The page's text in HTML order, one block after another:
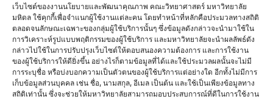
เว็บไซต์ของงานนโยบายและพัฒนาคุณภาพ คณะวิทยาศาสตร์ มหาวิทยาลัย
มหิดล ใช้คุกกี้เพื่อจำแนกผู้ใช้งานแต่ละคน โดยทำหน้าที่หลักคือประมวลทางสถิติ
ตลอดจนลักษณะเฉพาะของกลุ่มผู้ใช้บริการนั้นๆ ซึ่งข้อมูลดังกล่าวจะนำมาใช้ใน
การวิเคราะห์รูปแบบพฤติกรรมของผู้ใช้บริการ และมหาวิทยาลัยจะนำผลลัพธ์ดัง
กล่าวไปใช้ในการปรับปรุงเว็บไซต์ให้ตอบสนองความต้องการ และการใช้งาน
ของผู้ใช้บริการให้ดียิ่งขึ้น อย่างไรก็ตามข้อมูลที่ได้และใช้ประมวลผลนั้นจะไม่มี
การระบุชื่อ หรือบ่งบอกความเป็นตัวตนของผู้ใช้บริการแต่อย่างใด อีกทั้งไม่มีการ
เก็บข้อมูลส่วนบุคคล เช่น ชื่อ, นามสกุล, อีเมล เป็นต้น และใช้เป็นเพียงข้อมูลทาง
สถิติเท่านั้น ซึ่งจะช่วยให้มหาวิทยาลัยสามารถมอบประสบการณ์ที่ดีในการใช้งาน
ทิศทางและแนวโน้มการเปลี่ยนแปลงที่สำคัญในอนาคต
การสร้างทัศนคติที่ดีต่อการเปลี่ยนแปลงและการปรับตัว
ทักษะสำคัญที่สอดรับกับโลกยุคดิจิทัล
Future Skills Development แนวทางการพัฒนาทักษะอนาคต
สนใจสมัครเข้าร่วมกิจกรรม
Click here